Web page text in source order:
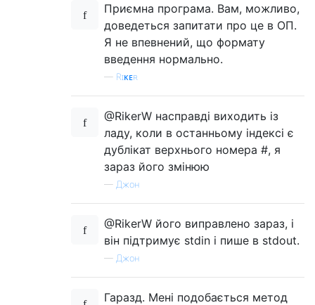
Приємна програма. Вам, можливо,
доведеться запитати про це в ОП.
Я не впевнений, що формату
введення нормально.
— Rɪᴋᴇʀ
@RikerW насправді виходить із
ладу, коли в останньому індексі є
дублікат верхнього номера #, я
зараз його змінюю
— Джон
@RikerW його виправлено зараз, і
він підтримує stdin і пише в stdout.
— Джон
Гаразд. Мені подобається метод